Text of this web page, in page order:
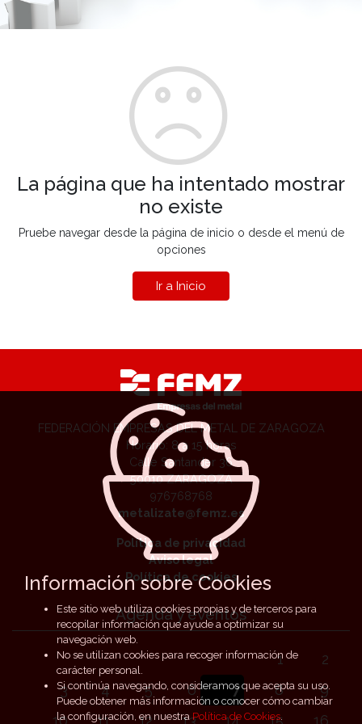
La página que ha intentado mostrar
no existe
Pruebe navegar desde la página de inicio o desde el menú de
opciones
Ir a Inicio
FEDERACIÓN EMPRESAS DEL METAL DE ZARAGOZA
Horario: 8 a 15 horas
Calle Santander 36
50010 ZARAGOZA
976768768
metalizate@femz.es
Política de privacidad
Aviso legal
Política de cookies
Agenda y eventos
1
2
3
4 5 6 7 8
9
Información sobre Cookies
Este sitio web utiliza cookies propias y de terceros para
recopilar información que ayude a optimizar su
navegación web.
No se utilizan cookies para recoger información de
carácter personal.
Si continúa navegando, consideramos que acepta su uso.
Puede obtener más información o conocer cómo cambiar
la configuración, en nuestraPolítica de Cookies.